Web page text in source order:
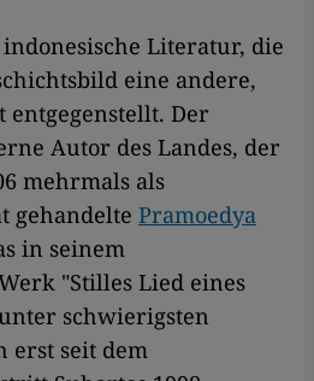
Literatur, die
eine andere,
Der
Autor des Landes, der
mehrmals als
gehandelte Pramoedya
in seinem
"Stilles Lied eines
schwierigsten
erst seit dem